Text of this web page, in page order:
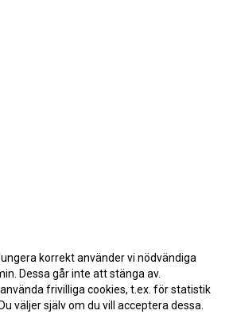
korrekt använder vi nödvändiga
Dessa går inte att stänga av.
frivilliga cookies, t.ex. för statistik
väljer själv om du vill acceptera dessa.